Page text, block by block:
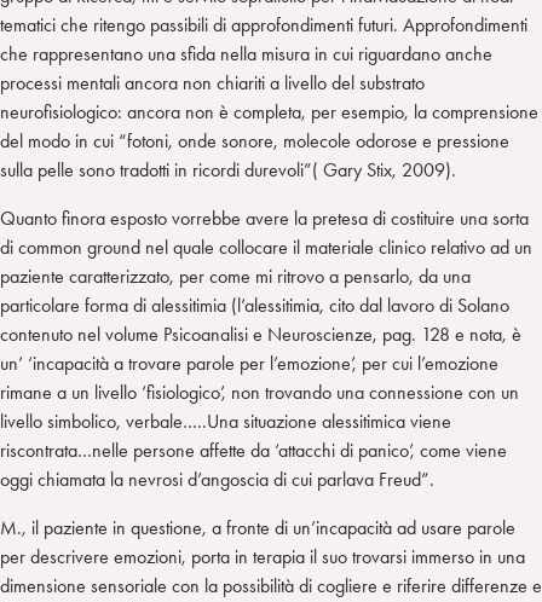
tematici che ritengo passibili di approfondimenti futuri. Approfondimenti
che rappresentano una sfida nella misura in cui riguardano anche
processi mentali ancora non chiariti a livello del substrato
neurofisiologico: ancora non è completa, per esempio, la comprensione
del modo in cui “fotoni, onde sonore, molecole odorose e pressione
sulla pelle sono tradotti in ricordi durevoli”( Gary Stix, 2009).
Quanto finora esposto vorrebbe avere la pretesa di costituire una sorta
di common ground nel quale collocare il materiale clinico relativo ad un
paziente caratterizzato, per come mi ritrovo a pensarlo, da una
particolare forma di alessitimia (l’alessitimia, cito dal lavoro di Solano
contenuto nel volume Psicoanalisi e Neuroscienze, pag. 128 e nota, è
un’ ‘incapacità a trovare parole per l’emozione’, per cui l’emozione
rimane a un livello ‘fisiologico’, non trovando una connessione con un
livello simbolico, verbale…..Una situazione alessitimica viene
riscontrata…nelle persone affette da ‘attacchi di panico’, come viene
oggi chiamata la nevrosi d’angoscia di cui parlava Freud”.
M., il paziente in questione, a fronte di un’incapacità ad usare parole
per descrivere emozioni, porta in terapia il suo trovarsi immerso in una
dimensione sensoriale con la possibilità di cogliere e riferire differenze e